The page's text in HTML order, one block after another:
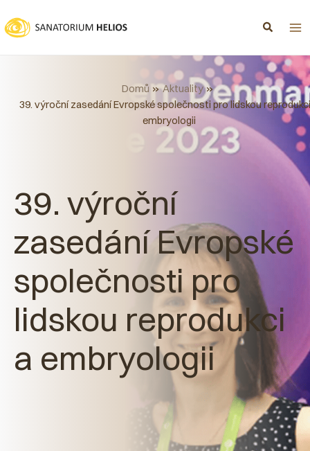
na
obsah
39. výroční
zasedání Evropské
společnosti pro
lidskou reprodukci
a embryologii
Domů
Aktuality
39. výroční zasedání Evropské společnosti pro lidskou
embryologii